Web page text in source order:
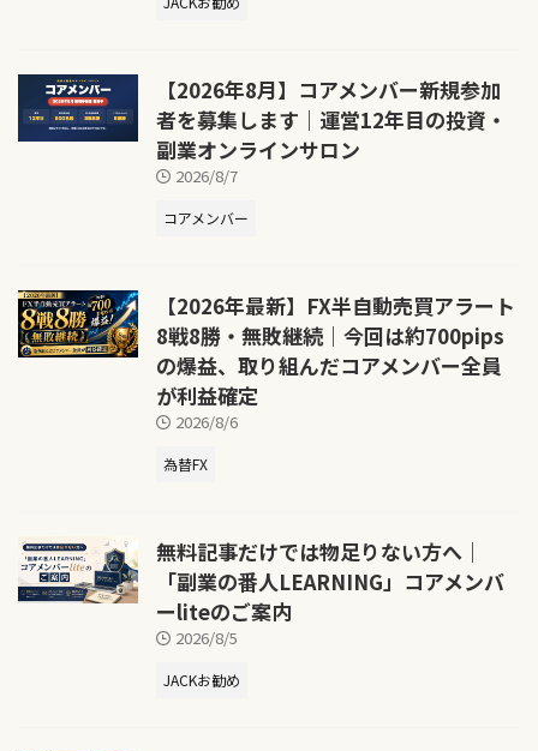
【2026年8月】コアメンバー新規参加
者を募集します｜運営12年目の投資・
副業オンラインサロン
2026/8/7
コアメンバー
【2026年最新】FX半自動売買アラート
8戦8勝・無敗継続｜今回は約700pips
の爆益、取り組んだコアメンバー全員
が利益確定
2026/8/6
為替FX
無料記事だけでは物足りない方へ｜
「副業の番人LEARNING」コアメンバ
ーliteのご案内
2026/8/5
JACKお勧め